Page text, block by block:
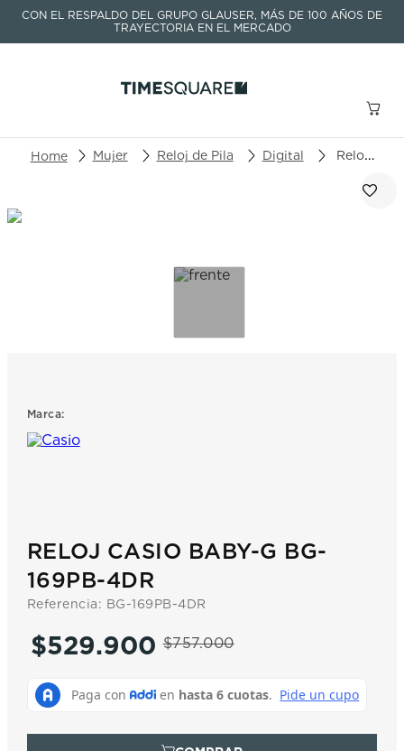
CON EL RESPALDO DEL GRUPO GLAUSER, MÁS DE 100 AÑOS DE
TRAYECTORIA EN EL MERCADO
Buscar un producto o artículo
Mujer Reloj de Pila Digital Reloj Casio Baby-G BG-169PB-4DR
Marca:
RELOJ CASIO BABY-G BG-
169PB-4DR
Referencia: BG-169PB-4DR
$757.000
$529.900
TÉRMINOS MÁS BUSCADOS